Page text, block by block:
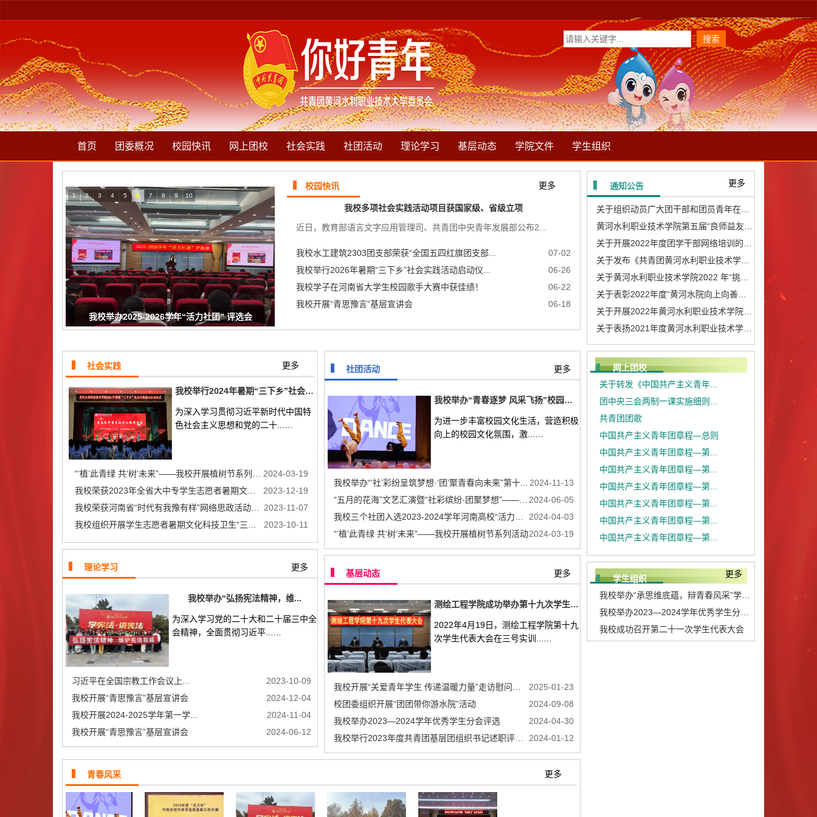
首页 团委概况 校园快讯 网上团校 社会实践 社团活动 理论学习 基层动态 学院文件 学生组织
我校举办2025-2026学年“活力社团” 评选会
1 2 3 4 5 6 7 8 9 10
更多
校园快讯
我校多项社会实践活动项目获国家级、省级立项
近日，教育部语言文字应用管理司、共青团中央青年发展部公布2...
07-02
我校水工建筑2303团支部荣获“全国五四红旗团支部...
06-26
我校举行2026年暑期“三下乡”社会实践活动启动仪...
06-22
我校学子在河南省大学生校园歌手大赛中获佳绩！
06-18
我校开展“青思豫言”基层宣讲会
更多
通知公告
关于组织动员广大团干部和团员青年在防范低温雨...
关于发布《共青团黄河水利职业技术学院委员会推...
关于黄河水利职业技术学院2022 年“挑战杯”大学...
关于表彰2022年度“黄河水院向上向善好青年”的...
关于开展2022年黄河水利职业技术学院学生志愿者...
关于表扬2021年度黄河水利职业技术学院“学生组...
更多
社会实践
我校举行2024年暑期“三下乡”社会实践启动仪式
为深入学习贯彻习近平新时代中国特
色社会主义思想和党的二十...…
2024-03-19
2023-12-19
2023-11-07
2023-10-11
更多
理论学习
我校举办“弘扬宪法精神，维...
为深入学习党的二十大和二十届三中全
会精神，全面贯彻习近平...…
2023-10-09
习近平在全国宗教工作会议上...
2024-12-04
我校开展“青思豫言”基层宣讲会
2024-11-04
我校开展2024-2025学年第一学...
2024-06-12
我校开展“青思豫言”基层宣讲会
更多
社团活动
我校举办“青春逐梦 风采飞扬”校园青春风采大赛系列活动
为进一步丰富校园文化生活，营造积极
向上的校园文化氛围，激...…
2024-11-13
我校举办“‘社’彩纷呈筑梦想·‘团’聚青春向未来”第十...
2024-06-05
2024-04-03
2024-03-19
“‘植’此青绿 共‘树’未来”——我校开展植树节系列活动
更多
基层动态
测绘工程学院成功举办第十九次学生代表大会
2022年4月19日，测绘工程学院第十九
次学生代表大会在三号实训...…
2025-01-23
2024-09-08
校团委组织开展“团团带你游水院”活动
2024-04-30
我校举办2023—2024学年优秀学生分会评选
2024-01-12
更多
青春风采
网上团校
关于转发《中国共产主义青年...
团中央三会两制一课实施细则...
共青团团歌
中国共产主义青年团章程—总则
中国共产主义青年团章程—第...
中国共产主义青年团章程—第...
中国共产主义青年团章程—第...
中国共产主义青年团章程—第...
中国共产主义青年团章程—第...
中国共产主义青年团章程—第...
更多
学生组织
我校举办“承思维底蕴，辩青春风采”学生辩论赛
我校举办2023—2024学年优秀学生分会评选
我校成功召开第二十一次学生代表大会